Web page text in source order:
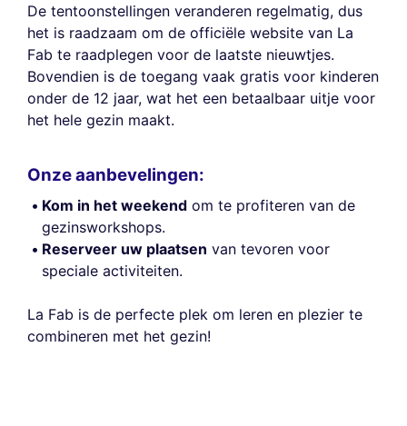
De tentoonstellingen veranderen regelmatig, dus
het is raadzaam om de officiële website van La
Fab te raadplegen voor de laatste nieuwtjes.
Bovendien is de toegang vaak gratis voor kinderen
onder de 12 jaar, wat het een betaalbaar uitje voor
het hele gezin maakt.
Onze aanbevelingen:
Kom in het weekend om te profiteren van de
gezinsworkshops.
Reserveer uw plaatsen van tevoren voor
speciale activiteiten.
La Fab is de perfecte plek om leren en plezier te
combineren met het gezin!